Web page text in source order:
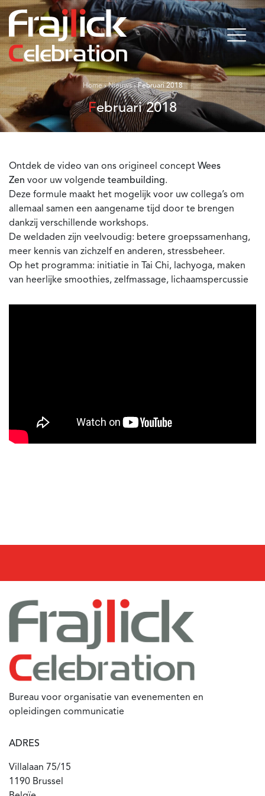
Home›Nieuws›Februari 2018
Februari 2018
Ontdek de video van ons origineel concept Wees
Zen voor uw volgende teambuilding.
Deze formule maakt het mogelijk voor uw collega’s om
allemaal samen een aangename tijd door te brengen
dankzij verschillende workshops.
De weldaden zijn veelvoudig: betere groepssamenhang,
meer kennis van zichzelf en anderen, stressbeheer.
Op het programma: initiatie in Tai Chi, lachyoga, maken
van heerlijke smoothies, zelfmassage, lichaamspercussie
Bureau voor organisatie van evenementen en
opleidingen communicatie
ADRES
Villalaan 75/15
1190 Brussel